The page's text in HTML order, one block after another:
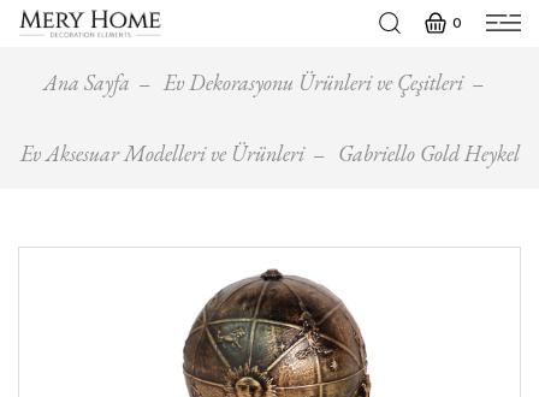
0
Ana Sayfa Ev Dekorasyonu Ürünleri ve Çeşitleri
Ev Aksesuar Modelleri ve Ürünleri Gabriello Gold Heykel